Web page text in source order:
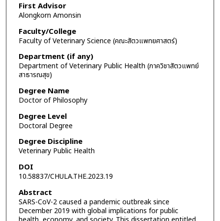
First Advisor
Alongkorn Amonsin
Faculty/College
Faculty of Veterinary Science (คณะสัตวแพทยศาสตร์)
Department (if any)
Department of Veterinary Public Health (ภาควิชาสัตวแพทย์
สาธารณสุข)
Degree Name
Doctor of Philosophy
Degree Level
Doctoral Degree
Degree Discipline
Veterinary Public Health
DOI
10.58837/CHULA.THE.2023.19
Abstract
SARS-CoV-2 caused a pandemic outbreak since
December 2019 with global implications for public